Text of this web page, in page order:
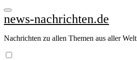
news-nachrichten.de
Nachrichten zu allen Themen aus aller Welt